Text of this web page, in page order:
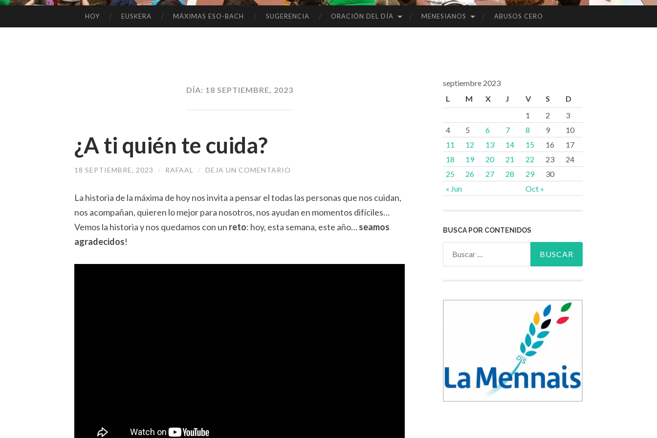
AL
HOY EUSKERA MÁXIMAS ESO-BACH SUGERENCIA ORACIÓN DEL DÍA MENESIANOS ABUSOS CERO
DÍA: 18 SEPTIEMBRE, 2023
¿A ti quién te cuida?
18 SEPTIEMBRE, 2023 / RAFAAL / DEJA UN COMENTARIO
La historia de la máxima de hoy nos invita a pensar el todas las personas que nos cuidan,
nos acompañan, quieren lo mejor para nosotros, nos ayudan en momentos difíciles…
Vemos la historia y nos quedamos con un reto: hoy, esta semana, este año…seamos
agradecidos!
septiembre 2023
L
M X J V S D
« Jun Oct »
1 2
3
4
5 6 7 8 9
10
11
12 13 14 15 16
17
18
19 20 21 22 23
24
25
26 27 28 29 30
BUSCA POR CONTENIDOS